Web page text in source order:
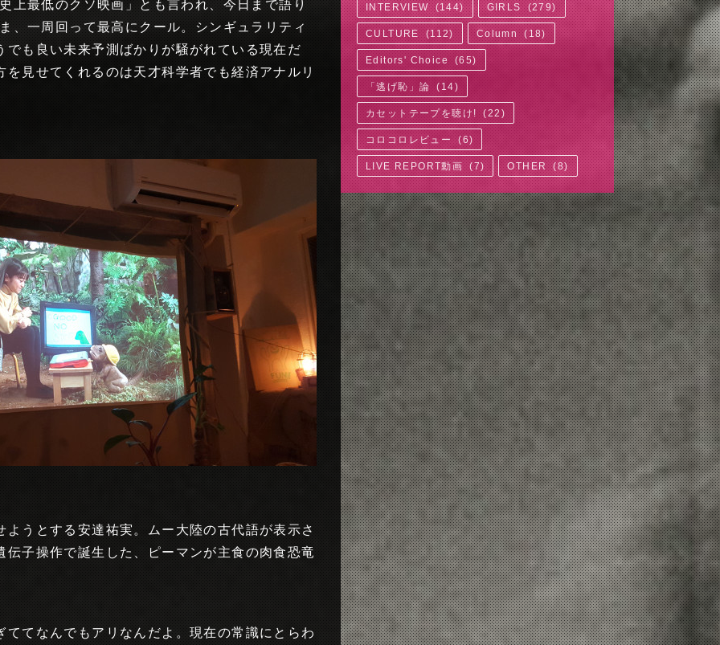
上最低のクソ映画」とも言われ、今日まで語り
、一周回って最高にクール。シンギュラリティ
も良い未来予測ばかりが騒がれている現在だ
見せてくれるのは天才科学者でも経済アナルリ
うとする安達祐実。ムー大陸の古代語が表示さ
子操作で誕生した、ピーマンが主食の肉食恐竜
てなんでもアリなんだよ。現在の常識にとらわ
INTERVIEW (144) GIRLS (279)
CULTURE (112) Column (18)
Editors' Choice (65)
「逃げ恥」論 ( 14)
カセットテープを聴け! (22 )
コロコロレビュー (6)
LIVE REPORT動画 (7) OTHER (8)